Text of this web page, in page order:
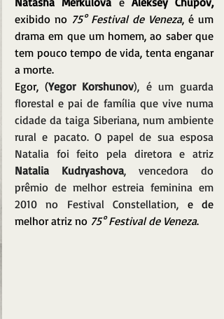
exibido no 75° Festival de Veneza, é um
drama em que um homem, ao saber que
tem pouco tempo de vida, tenta enganar
a morte.
Egor, (Yegor Korshunov), é um guarda
florestal e pai de família que vive numa
cidade da taiga Siberiana, num ambiente
rural e pacato. O papel de sua esposa
Natalia Kudryashova, vencedora do
prêmio de melhor estreia feminina em
2010 no Festival Constellation, e de
melhor atriz no 75° Festival de Veneza.